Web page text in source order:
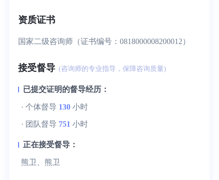
资质证书
国家二级咨询师（证书编号：0818000008200012）
接受督导 (咨询师的专业指导，保障咨询质量)
已提交证明的督导经历：
· 个体督导 130小时
· 团队督导 751 小时
正在接受督导：
熊卫、熊卫